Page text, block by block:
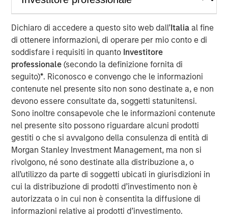
Dichiaro di accedere a questo sito web dall’Italia al fine
di ottenere informazioni, di operare per mio conto e di
soddisfare i requisiti in quanto Investitore
professionale(secondo la definizione fornita di
seguito)*. Riconosco e convengo che le informazioni
contenute nel presente sito non sono destinate a, e non
devono essere consultate da, soggetti statunitensi.
Sono inoltre consapevole che le informazioni contenute
nel presente sito possono riguardare alcuni prodotti
gestiti o che si avvalgono della consulenza di entità di
Morgan Stanley Investment Management, ma non si
rivolgono, né sono destinate alla distribuzione a, o
all’utilizzo da parte di soggetti ubicati in giurisdizioni in
cui la distribuzione di prodotti d’investimento non è
autorizzata o in cui non è consentita la diffusione di
informazioni relative ai prodotti d’investimento.
secondaries and semi‑liquid structures, and current
distributions, emphasizing long‑term value creation and
alignment of interests.
View Podcast
MSIM Spokesperson
Neha Champaneria Markle
Managing Director